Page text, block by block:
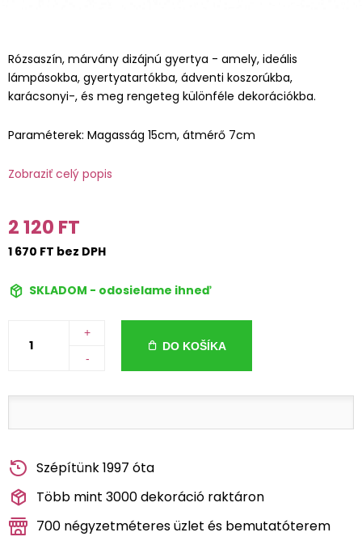
Rózsaszín, márvány dizájnú gyertya - amely, ideális
lámpásokba, gyertyatartókba, ádventi koszorúkba,
karácsonyi-, és meg rengeteg különféle dekorációkba.
Paraméterek: Magasság 15cm, átmérő 7cm
Zobraziť celý popis
2 120 FT
1 670 FT bez DPH
SKLADOM - odosielame ihneď
+
-
DO KOŠÍKA
Szépítünk 1997 óta
Több mint 3000 dekoráció raktáron
700 négyzetméteres üzlet és bemutatóterem